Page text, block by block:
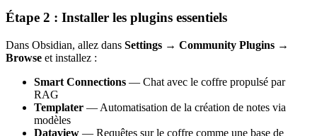
Étape 2 : Installer les plugins essentiels
Dans Obsidian, allez dans Settings → Community Plugins →
Browse et installez :
Smart Connections — Chat avec le coffre propulsé par
RAG
Templater — Automatisation de la création de notes via
modèles
Dataview — Requêtes sur le coffre comme une base de